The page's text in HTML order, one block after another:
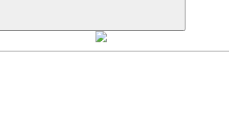
Искать